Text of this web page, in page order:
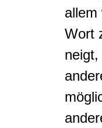
allem
Wort